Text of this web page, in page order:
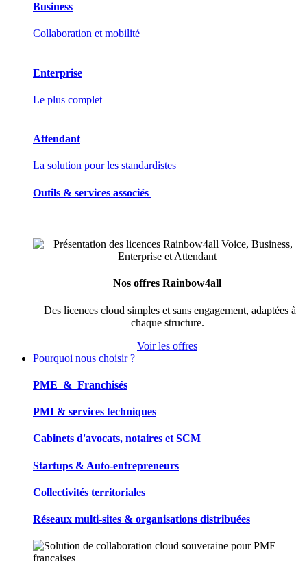
Business
Collaboration et mobilité
Enterprise
Le plus complet
Attendant
La solution pour les standardistes
Outils & services associés
Nos offres Rainbow4all
Des licences cloud simples et sans engagement, adaptées à
chaque structure.
Voir les offres
Pourquoi nous choisir ?
PME & Franchisés
PMI & services techniques
Cabinets d'avocats, notaires et SCM
Startups & Auto-entrepreneurs
Collectivités territoriales
Réseaux multi-sites & organisations distribuées